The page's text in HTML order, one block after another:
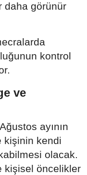
daha görünür
kontrol
ve
ayının
kişinin kendi
olacak.
kişisel öncelikler